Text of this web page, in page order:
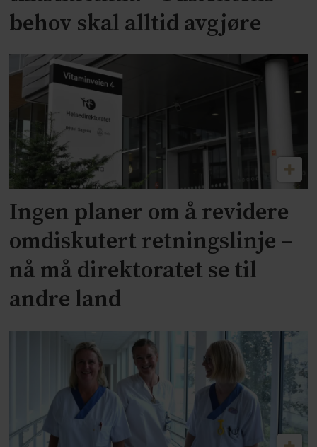
behov skal alltid avgjøre
Ingen planer om å revidere
omdiskutert retningslinje –
nå må direktoratet se til
andre land